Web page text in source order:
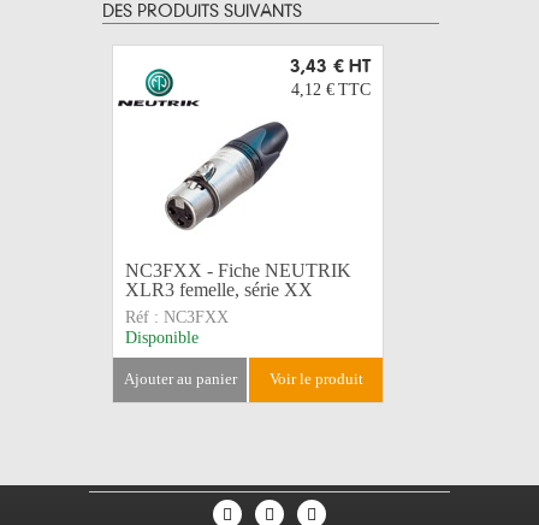
DES PRODUITS SUIVANTS
3,43 € HT
4,12 € TTC
NC3FXX - Fiche NEUTRIK
XLR3 femelle, série XX
Réf : NC3FXX
Disponible
ajouter au panier voir le produit